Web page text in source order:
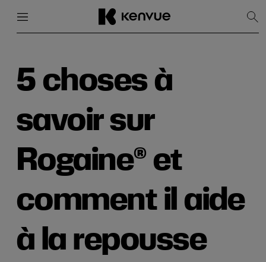
contenu
5 choses à
savoir sur
Rogaine® et
comment il aide
à la repousse